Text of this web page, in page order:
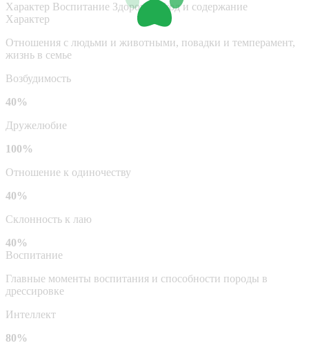
Характер Воспитание Здоровье
Уход и содержание
Характер
Отношения с людьми и животными, повадки и темперамент,
жизнь в семье
Возбудимость
40%
Дружелюбие
100%
Отношение к одиночеству
40%
Склонность к лаю
40%
Воспитание
Главные моменты воспитания и способности породы в
дрессировке
Интеллект
80%